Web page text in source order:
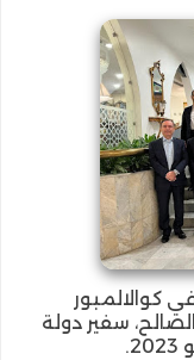
كوالالمبور
سفير دولة